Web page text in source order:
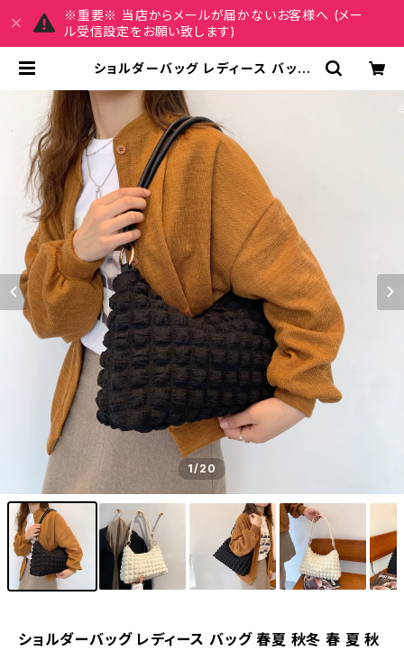
※重要※ 当店からメールが届かないお客様へ (メー
ル受信設定をお願い致します)
ショルダーバッグ レディース バッグ
掛け かばん ふわふわ ハンドバッグ シ
ョルダーバック ハンドバック お出か
け バック ワンショルダー ふわふわ ワ
ッフルバッグ 肩掛けバッグ シンプル
ショルダー ホワイト ブラック デート
通勤バッグ オフィスカジュアル デイリ
ー お出かけ オフィス カジュアル OL
上品 大人 10代 20代 30代 40代 K-
B0054 | MY CHARM マイチャー
ム ワンピース スカート レディースフ
ァッション 通販
1/20
ショルダーバッグ レディース バッグ 春夏 秋冬 春 夏 秋